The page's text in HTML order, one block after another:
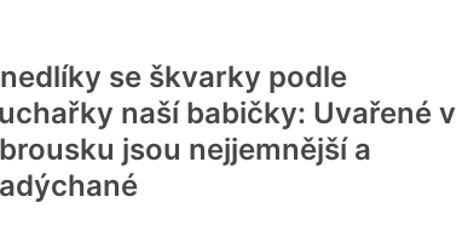
vypařovat, dojde k
přikrýt a
se škvarky podle
naší babičky: Uvařené v
jsou nejjemnější a